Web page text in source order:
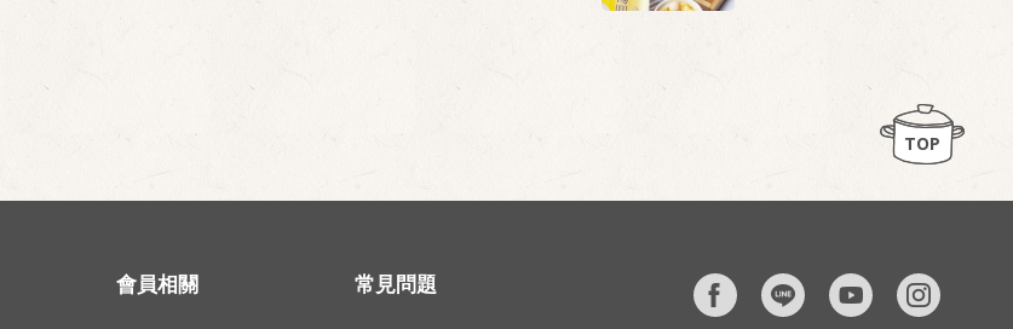
為可以DIY 披薩！披
薩！披薩耶！ ((太驚訝
～忍不住說三次XD))TOP
會員相關 常見問題